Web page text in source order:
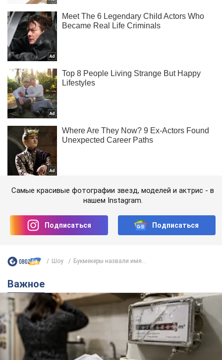
Самые красивые фотографии звезд, моделей и актрис - в
нашем Instagram.
Подписаться Подписаться
Шоу Букмекеры назвали имя...
Важное